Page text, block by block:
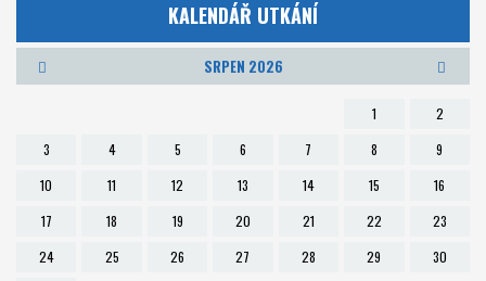
KALENDÁŘ UTKÁNÍ
SRPEN 2026
1
2
3
4 5 6 7 8
9
10
11 12 13 14 15
16
17
18 19 20 21 22
23
24
25 26 27 28 29
30